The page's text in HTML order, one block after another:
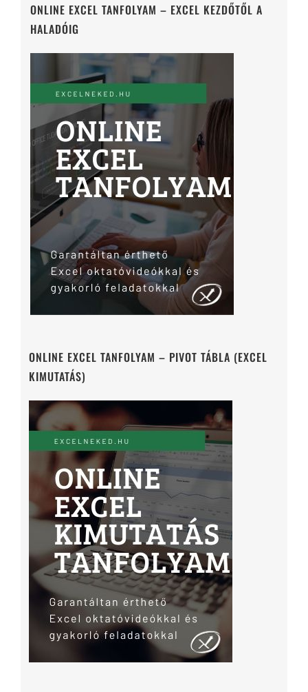
ONLINE EXCEL TANFOLYAM – EXCEL KEZDŐTŐL A
HALADÓIG
ONLINE EXCEL TANFOLYAM – PIVOT TÁBLA (EXCEL
KIMUTATÁS)